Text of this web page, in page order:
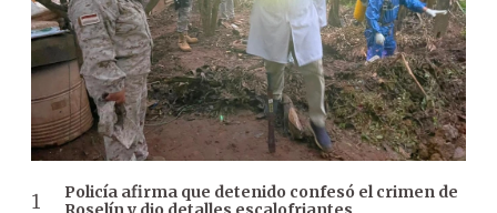
Policía afirma que detenido confesó el crimen de